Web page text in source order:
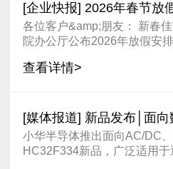
[企业快报] 2026年春节放
各位客户&amp;朋友： 新春
院办公厅公布2026年放假安
查看详情>
[媒体报道] 新品发布│面
F334开始
小华半导体推出面向AC/DC
HC32F334新品，广泛适用